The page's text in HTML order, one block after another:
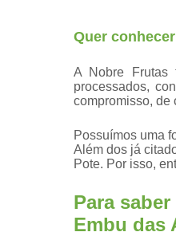
Quer
A Nobre Frutas
processados,
compromisso, de
Possuímos uma
Além dos já
Pote. Por isso,
Para
Embu das